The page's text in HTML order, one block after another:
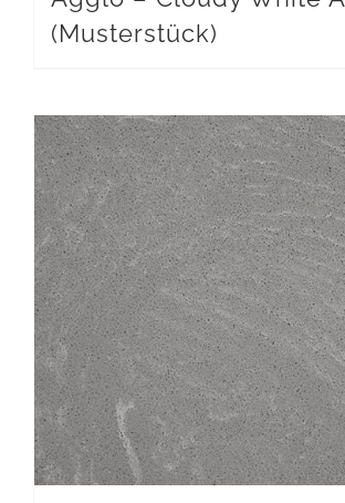
(Musterstück)